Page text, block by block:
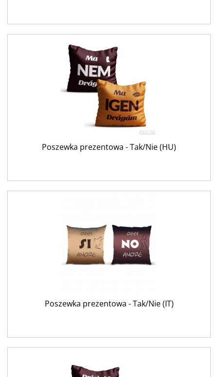
Poszewka prezentowa - Tak/Nie (HU)
Poszewka prezentowa - Tak/Nie (IT)